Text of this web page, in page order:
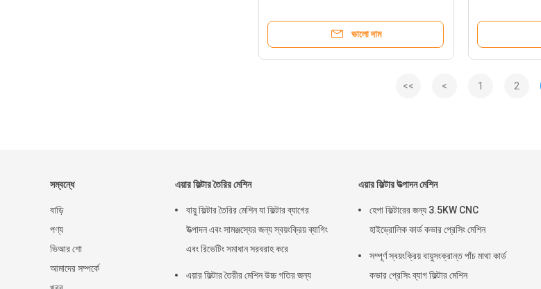
ভালো দাম
<< < 1 2
সম্বন্ধে
বাড়ি
পণ্য
ভিআর শো
আমাদের সম্পর্কে
এয়ার ফিল্টার তৈরির মেশিন
বায়ু ফিল্টার তৈরির মেশিন যা ফিল্টার ব্যাগের
উত্পাদন এবং সামঞ্জস্যের জন্য স্বয়ংক্রিয় ব্যাগিং
এবং রিভেটিং সমাধান সরবরাহ করে
এয়ার ফিল্টার তৈরীর মেশিন উচ্চ গতির জন্য
এয়ার ফিল্টার উত্পাদন মেশিন
হেপা ফিল্টারের জন্য 3.5KW CNC
হাইড্রোলিক কার্ড কভার প্রেসিং মেশিন
সম্পূর্ণ স্বয়ংক্রিয় বায়ুসংক্রান্ত পাঁচ মাথা কার্ড
কভার প্রেসিং ব্যাগ ফিল্টার মেশিন